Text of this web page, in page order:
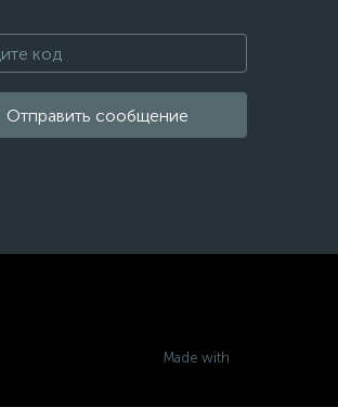
Отправить сообщение
Made with